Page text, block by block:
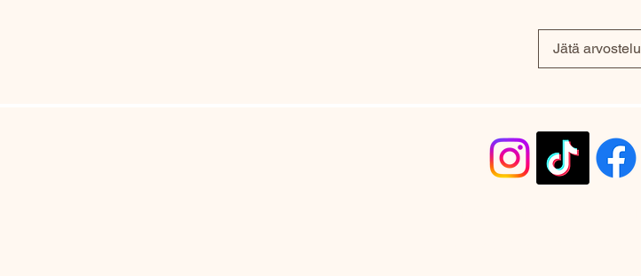
Jätä arvostelu